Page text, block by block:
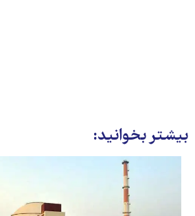
بیشتر بخوانید: